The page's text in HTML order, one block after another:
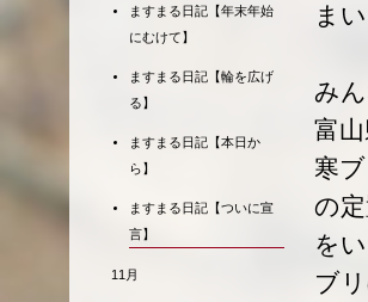
ま
み
富
寒
の
を
ブ
ますまる日記【年末年始
にむけて】
ますまる日記【輪を広げ
る】
ますまる日記【本日か
ら】
ますまる日記【ついに宣
言】
11月